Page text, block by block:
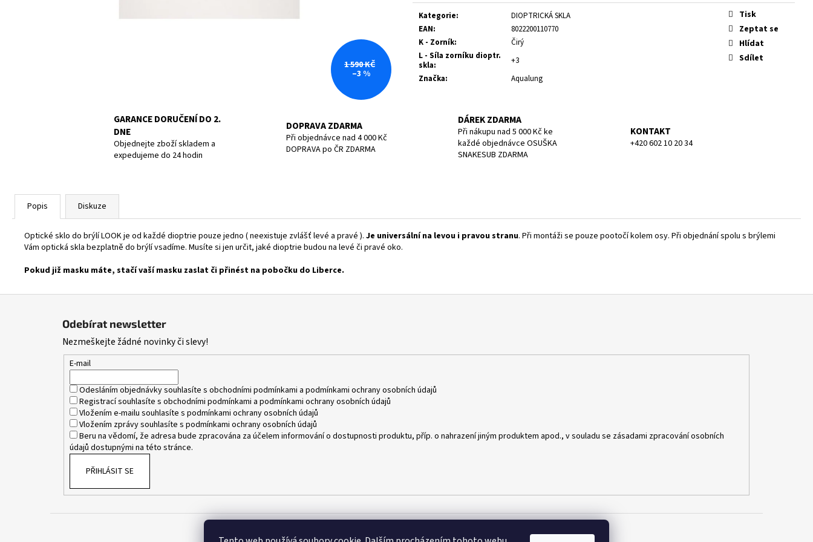
cena:
Kategorie:
DIOPTRICKÁ SKLA
EAN:
8022200110770
K - Zorník:
Čirý
L - Síla zorníku dioptr.
skla:
+3
Značka: Aqualung
Tisk
Zeptat se
Hlídat
Sdílet
1 590 KČ
–3 %
GARANCE DORUČENÍ DO 2.
DNE
Objednejte zboží skladem a
expedujeme do 24 hodin
DOPRAVA ZDARMA
Při objednávce nad 4 000 Kč
DOPRAVA po ČR ZDARMA
DÁREK ZDARMA
Při nákupu nad 5 000 Kč ke
každé objednávce OSUŠKA
SNAKESUB ZDARMA
KONTAKT
+420 602 10 20 34
Popis Diskuze
Optické sklo do brýlí LOOK je od každé dioptrie pouze jedno ( neexistuje zvlášť levé a pravé ). Je universální na levou i pravou stranu. Při montáži se pouze pootočí kolem osy. Při objednání spolu s brýlemi
Vám optická skla bezplatně do brýlí vsadíme. Musíte si jen určit, jaké dioptrie budou na levé či pravé oko.
Pokud již masku máte, stačí vaší masku zaslat či přinést na pobočku do Liberce.
1 390 Kč
Odebírat newsletter
Nezmeškejte žádné novinky či slevy!
E-mail
Odesláním objednávky souhlasíte s obchodními podmínkami a podmínkami ochrany osobních údajů
Registrací souhlasíte s obchodními podmínkami a podmínkami ochrany osobních údajů
Vložením e-mailu souhlasíte s podmínkami ochrany osobních údajů
Vložením zprávy souhlasíte s podmínkami ochrany osobních údajů
Beru na vědomí, že adresa bude zpracována za účelem informování o dostupnosti produktu, příp. o nahrazení jiným produktem apod., v souladu se zásadami zpracování osobních
údajů dostupnými na této stránce.
PŘIHLÁSIT SE